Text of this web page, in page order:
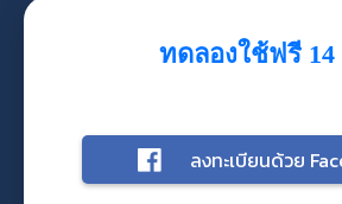
ทดลองใช้ฟรี 14